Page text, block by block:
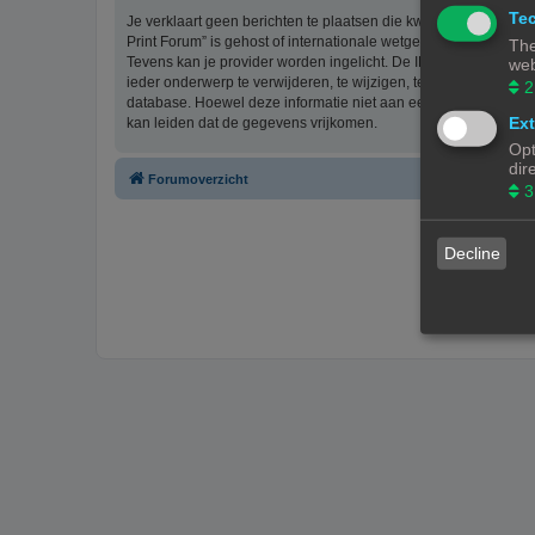
Je verklaart geen berichten te plaatsen die kwetsend,
Print Forum” is gehost of internationale wetgeving kunnen
Tevens kan je provider worden ingelicht. De IP-adressen van
ieder onderwerp te verwijderen, te wijzigen, te sluiten of te
database. Hoewel deze informatie niet aan een derde partij
kan leiden dat de gegevens vrijkomen.
Forumoverzicht
2
3
Decline